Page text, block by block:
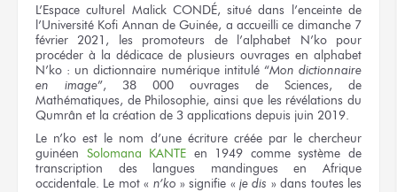
L’Espace culturel Malick CONDÉ, situé dans l’enceinte de
l’Université Kofi Annan de Guinée, a accueilli ce dimanche 7
février 2021, les promoteurs de l’alphabet N’ko pour
procéder à la dédicace de plusieurs ouvrages en alphabet
N’ko : un dictionnaire numérique intitulé “Mon dictionnaire
en image”, 38 000 ouvrages de Sciences, de
Mathématiques, de Philosophie, ainsi que les révélations du
Qumrân et la création de 3 applications depuis juin 2019.
Le n’ko est le nom d’une écriture créée par le chercheur
guinéen Solomana KANTE en 1949 comme système de
transcription des langues mandingues en Afrique
occidentale. Le mot « n’ko » signifie «je dis » dans toutes les